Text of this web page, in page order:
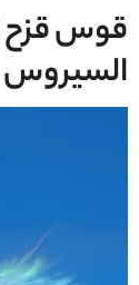
قوس قزح
السيروس